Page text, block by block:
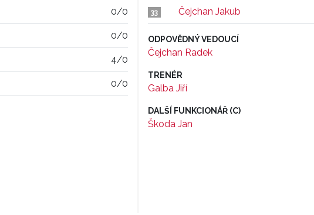
0/0
0/0
4/0
0/0
33 Čejchan Jakub
ODPOVĚDNÝ VEDOUCÍ
Čejchan Radek
TRENÉR
Galba Jiří
DALŠÍ FUNKCIONÁŘ (C)
Škoda Jan